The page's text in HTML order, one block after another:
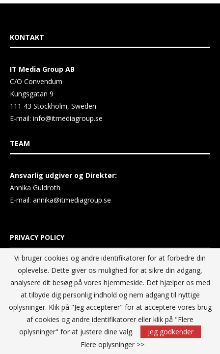
KONTAKT
IT Media Group AB
C/O Convendum
Kungsgatan 9
111 43 Stockholm, Sweden
E-mail: info@itmediagroup.se
TEAM
Ansvarlig udgiver og Direktør:
Annika Guldroth
E-mail: annika@itmediagroup.se
PRIVACY POLICY
IT MEDIA GROUP Data Privacy Policy
Vi bruger cookies og andre identifikatorer for at forbedre din
oplevelse. Dette giver os mulighed for at sikre din adgang,
analysere dit besøg på vores hjemmeside. Det hjælper os med
at tilbyde dig personlig indhold og nem adgang til nyttige
oplysninger. Klik på "Jeg accepterer" for at acceptere vores brug
af cookies og andre identifikatorer eller klik på "Flere
oplysninger" for at justere dine valg.
jeg godkender
Flere oplysninger >>